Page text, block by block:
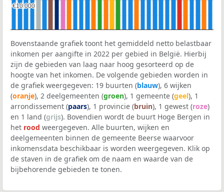
€10.000
€10.000
Bovenstaande grafiek toont het gemiddeld netto belastbaar
inkomen per aangifte in 2022 per gebied in België. Hierbij
zijn de gebieden van laag naar hoog gesorteerd op de
hoogte van het inkomen. De volgende gebieden worden in
de grafiek weergegeven: 19 buurten (blauw), 6 wijken
(oranje), 2 deelgemeenten (groen), 1 gemeente (geel), 1
arrondissement (paars), 1 provincie (bruin), 1 gewest (roze)
en 1 land (grijs). Bovendien wordt de buurt Hoge Bergen in
het rood weergegeven. Alle buurten, wijken en
deelgemeenten binnen de gemeente Beerse waarvoor
inkomensdata beschikbaar is worden weergegeven. Klik op
de staven in de grafiek om de naam en waarde van de
bijbehorende gebieden te tonen.